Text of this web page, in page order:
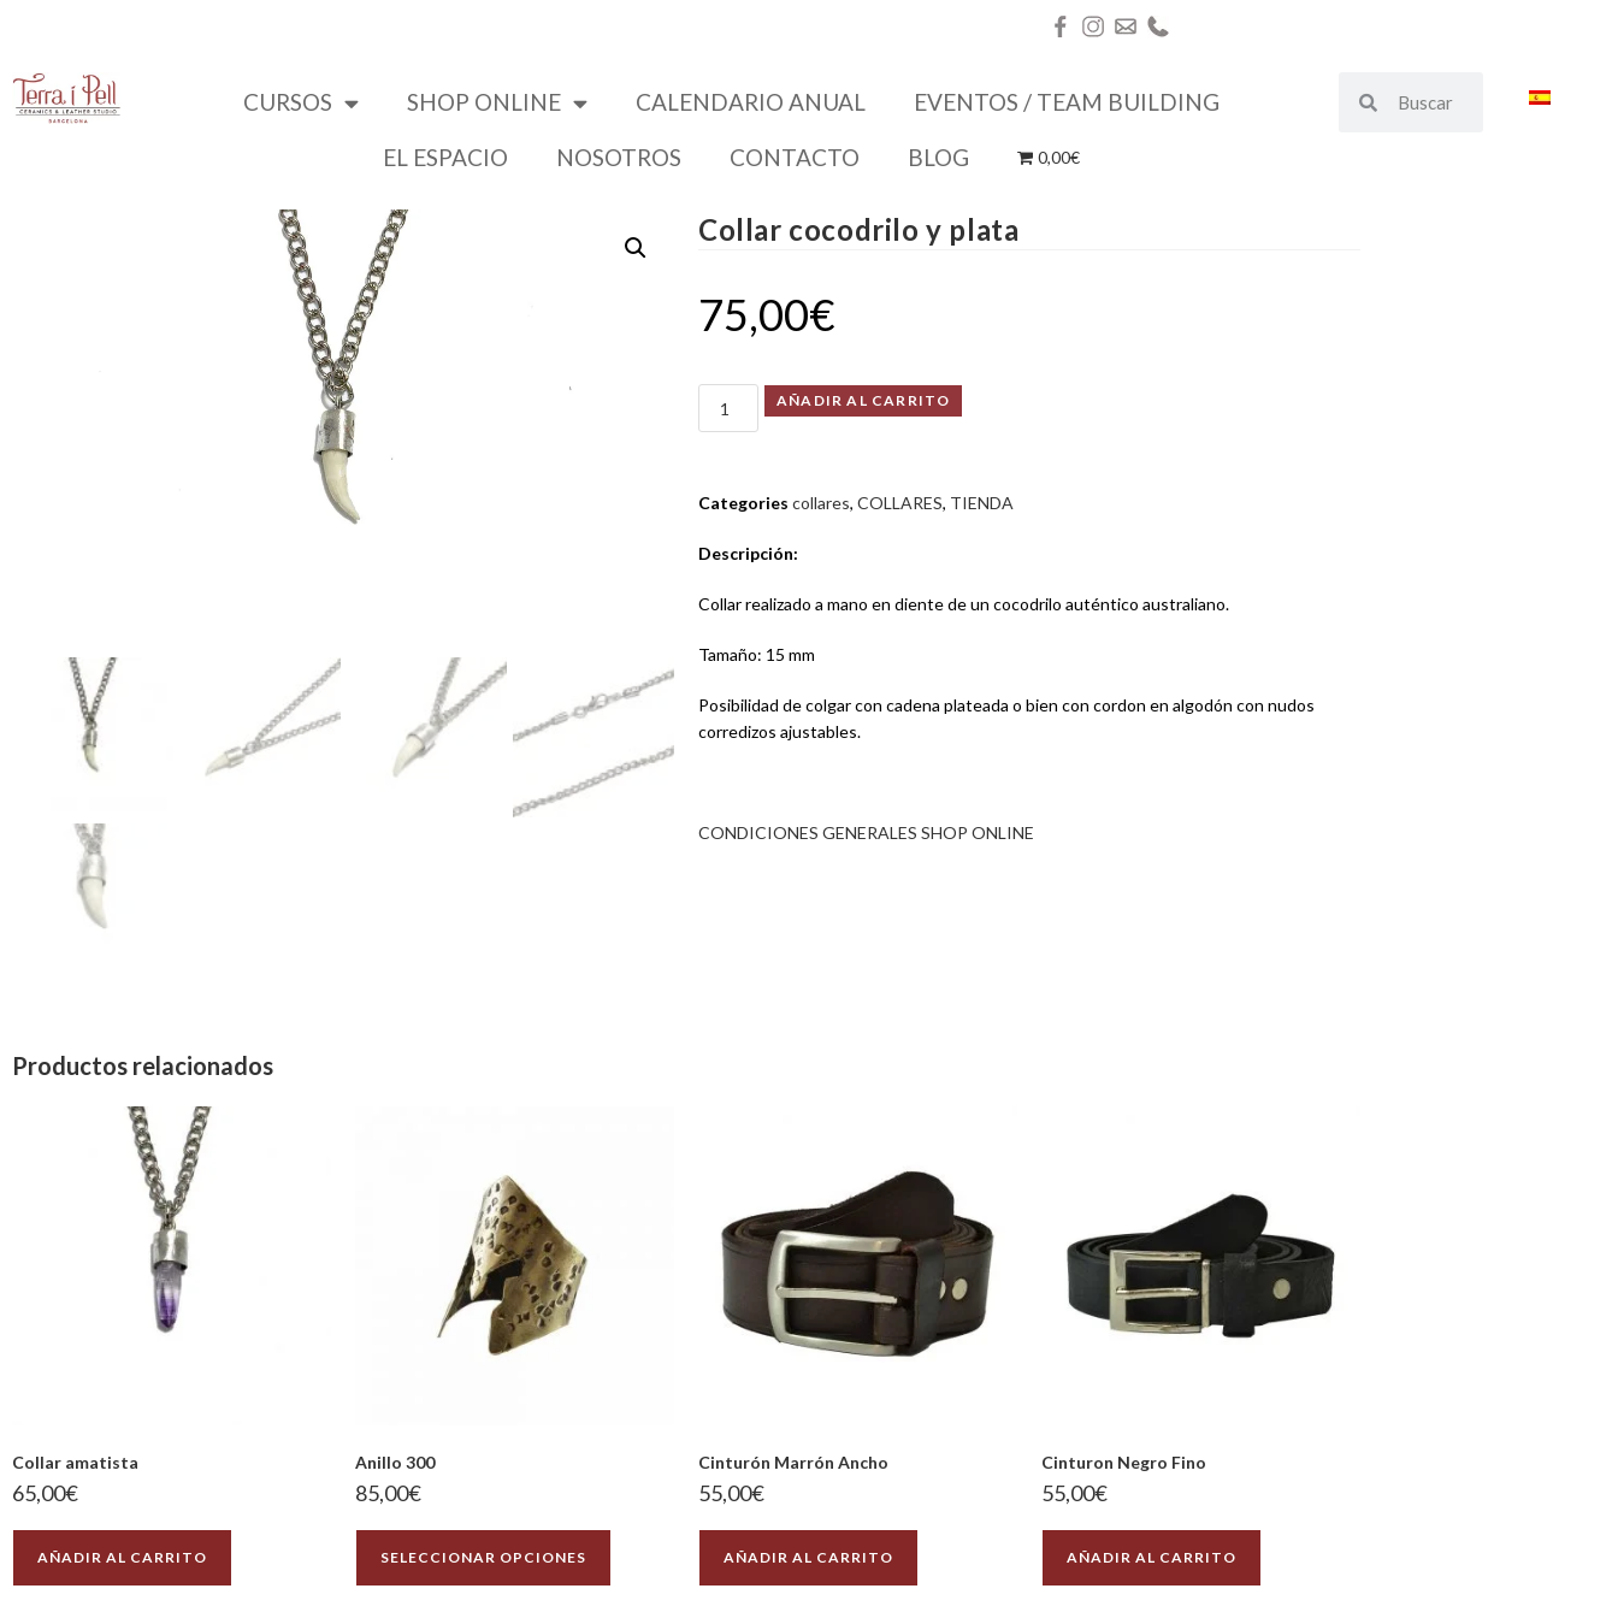
CURSOS SHOP ONLINE CALENDARIO ANUAL
EVENTOS / TEAM BUILDING
EL ESPACIO
NOSOTROS CONTACTO BLOG 0,00€
Collar cocodrilo y plata
75,00€
AÑADIR AL CARRITO
Categories collares, COLLARES, TIENDA
Descripción:
Collar realizado a mano en diente de un cocodrilo auténtico australiano.
Tamaño: 15 mm
Posibilidad de colgar con cadena plateada o bien con cordon en algodón con nudos
corredizos ajustables.
CONDICIONES GENERALES SHOP ONLINE
Productos relacionados
Collar amatista
65,00€
AÑADIR AL CARRITO
Anillo 300
85,00€
SELECCIONAR OPCIONES
Cinturón Marrón Ancho
55,00€
AÑADIR AL CARRITO
Cinturon Negro Fino
55,00€
AÑADIR AL CARRITO